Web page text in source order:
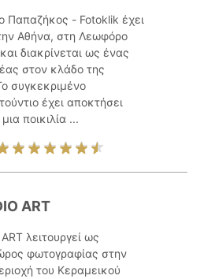
Παπαζήκος - Fotoklik έχει
Αθήνα, στη Λεωφόρο
διακρίνεται ως ένας
στον κλάδο της
συγκεκριμένο
έχει αποκτήσει
ποικιλία ...
ART
λειτουργεί ως
φωτογραφίας στην
του Κεραμεικού